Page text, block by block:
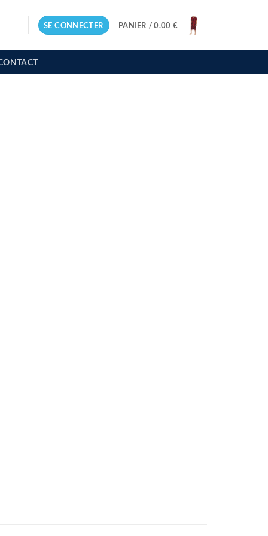
SE CONNECTER PANIER /0.00 €